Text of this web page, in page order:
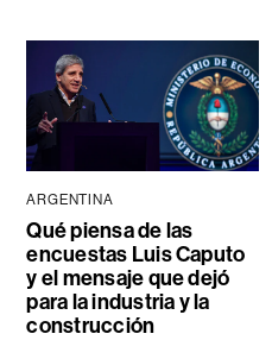
ARGENTINA
Qué piensa de las
encuestas Luis Caputo
y el mensaje que dejó
para la industria y la
construcción